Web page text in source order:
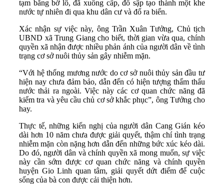
tạm bằng bờ lô, đã xuống cấp, đổ sập tạo thành một khe
nước tự nhiên đi qua khu dân cư và đổ ra biển.
Xác nhận sự việc này, ông Trần Xuân Tưởng, Chủ tịch
UBND xã Trung Giang cho biết, thời gian vừa qua, chính
quyền xã nhận được nhiều phản ánh của người dân về tình
trạng cơ sở nuôi thủy sản gây nhiễm mặn.
“Với hệ thống mương nước do cơ sở nuôi thủy sản đầu tư
hiện nay chưa đảm bảo, dẫn đến có hiện tượng thẩm thấu
nước thải ra ngoài. Việc này các cơ quan chức năng đã
kiểm tra và yêu cầu chủ cơ sở khắc phục”, ông Tưởng cho
hay.
Thực tế, những kiến nghị của người dân Cang Gián kéo
dài hơn 10 năm chưa được giải quyết, thậm chí tình trạng
nhiễm mặn còn nặng hơn dẫn đến những bức xúc kéo dài.
Do đó, người dân và chính quyền xã mong muốn, sự việc
này cần sớm được cơ quan chức năng và chính quyền
huyện Gio Linh quan tâm, giải quyết dứt điểm để cuộc
sống của bà con được cải thiện hơn.